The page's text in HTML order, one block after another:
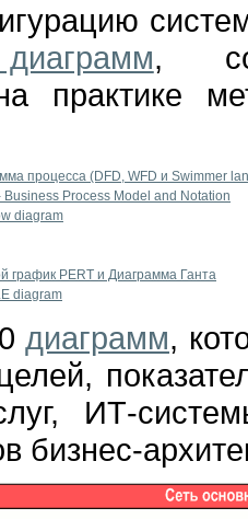
,
практике
процесса (DFD, WFD и Swimmer
Business Process Model and Notation
diagram
график PERT и Диаграмма Ганта
diagram
диаграмм,
ИТ-
бизнес-